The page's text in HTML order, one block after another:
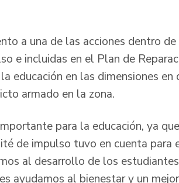
a una de las acciones dentro
e incluidas en el Plan de
educación en las dimensiones
armado en la zona.
para la educación, ya
de impulso tuvo en cuenta para
al desarrollo de los
ayudamos al bienestar y un